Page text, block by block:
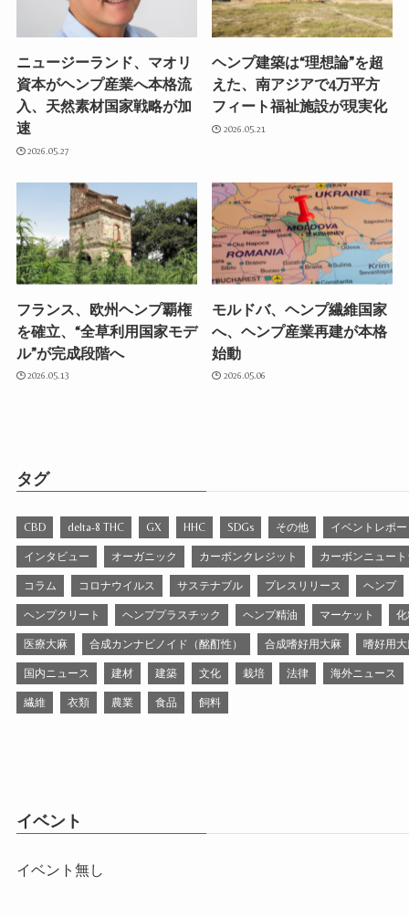
ニュージーランド、マオリ
資本がヘンプ産業へ本格流
入、天然素材国家戦略が加
速
2026.05.27
ヘンプ建築は“理想論”を超
えた、南アジアで4万平方
フィート福祉施設が現実化
2026.05.21
フランス、欧州ヘンプ覇権
を確立、“全草利用国家モデ
ル”が完成段階へ
2026.05.13
モルドバ、ヘンプ繊維国家
へ、ヘンプ産業再建が本格
始動
2026.05.06
タグ
CBD delta-8 THC GX HHC SDGs その他 イベントレポ
インタビュー オーガニック カーボンクレジット カーボンニュー
コラム コロナウイルス サステナブル プレスリリース ヘンプ
ヘンプクリート ヘンププラスチック ヘンプ精油 マーケット
医療大麻 合成カンナビノイド（酩酊性） 合成嗜好用大麻 嗜好用
国内ニュース 建材 建築 文化 栽培 法律 海外ニュース
繊維 衣類 農業 食品 飼料
イベント
イベント無し